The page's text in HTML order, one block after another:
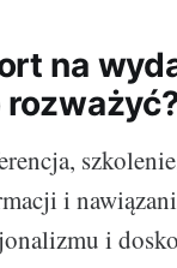
na
i
i